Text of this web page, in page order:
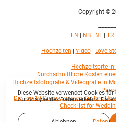
Copyright ©
EN
NB| NL| TR|
Hochzeiten Video| Love
Hochzeitsorte in
Durchschnittliche Kosten
Hochzeitsfotografie & Videografie in
Die Top 10 Gründe, warum Sie Ihre
Check-list for
Diese Website verwendet Cookies
zur Analyse des Datenverkehrs.